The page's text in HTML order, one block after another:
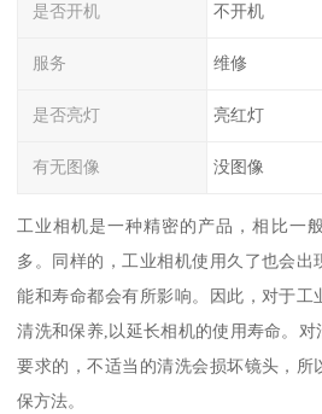
是否开机 不开机
服务 维修
是否亮灯 亮红灯
有无图像 没图像
工业相机是一种精密的产品，相比一
多。同样的，工业相机使用久了也会出
能和寿命都会有所影响。因此，对于工
清洗和保养,以延长相机的使用寿命。
要求的，不适当的清洗会损坏镜头，所
保方法。